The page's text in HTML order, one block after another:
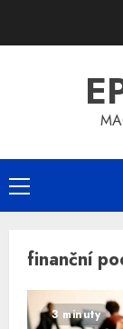
Primary
Menu
finanční
3 minuty